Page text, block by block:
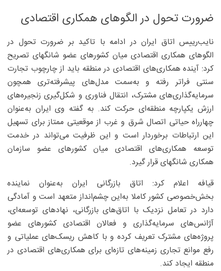
ضرورت تحول در الگوهای همکاری اقتصادی
نایب‌رییس اتاق ایران در ادامه با تاکید بر ضرورت تحول در
الگوهای همکاری اقتصادی میان کشورهای عضو شانگهای تصریح
کرد: آینده همکاری‌های اقتصادی در منطقه باید از چارچوب تجارت
سنتی فراتر رفته و به‌سمت مدل‌های پیشرفته‌تری همچون
سرمایه‌گذاری‌های مشترک، انتقال فناوری و شکل‌گیری زنجیره‌های
ارزش یکپارچه منطقه‌ای حرکت کند. به گفته وی ایران به‌عنوان
چهارراه حیاتی اتصال شرق و غرب از موقعیتی ممتاز برای تسهیل
این ارتباطات برخوردار است و این ظرفیت می‌تواند در خدمت
توسعه همکاری‌های اقتصادی میان کشورهای عضو سازمان
همکاری شانگهای قرار گیرد.
قیافه اعلام کرد: اتاق بازرگانی ایران به‌عنوان نماینده
بخش‌خصوصی کشور کاملا به‌این چشم‌انداز متعهد است و آمادگی
دارد در تعامل نزدیک با اتاق‌های بازرگانی، نهادهای توسعه‌ای،
آژانس‌های سرمایه‌گذاری و فعالان اقتصادی کشورهای عضو
پروژه‌های مشترک تعریف کرده و با کاهش ریسک‌های عملیاتی و
رفع موانع تجاری زمینه‌های تازه‌ای برای همکاری‌های اقتصادی در
منطقه ایجاد کند.